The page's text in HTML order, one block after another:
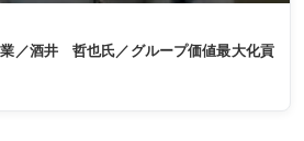
／酒井 哲也氏／グループ価値最大化貢